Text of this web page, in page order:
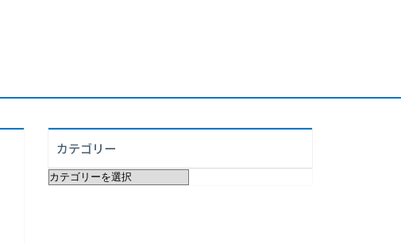
カテゴリー